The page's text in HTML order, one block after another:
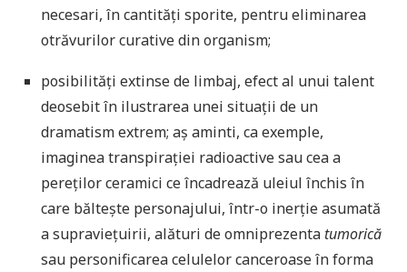
necesari, în cantități sporite, pentru eliminarea
otrăvurilor curative din organism;
posibilități extinse de limbaj, efect al unui talent
deosebit în ilustrarea unei situații de un
dramatism extrem; aș aminti, ca exemple,
imaginea transpirației radioactive sau cea a
pereților ceramici ce încadrează uleiul închis în
care băltește personajului, într-o inerție asumată
a supraviețuirii, alături de omniprezenta tumorică
sau personificarea celulelor canceroase în forma